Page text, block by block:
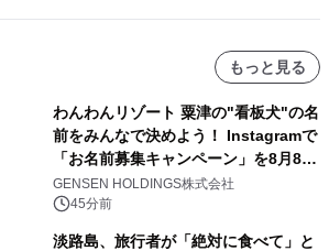
もっと見る
わんわんリゾート 粟津の"看板犬"の名
前をみんなで決めよう！ Instagramで
「お名前募集キャンペーン」を8月8日
(土)より開催
GENSEN HOLDINGS株式会社
45分前
淡路島、旅行者が「絶対に食べて」と